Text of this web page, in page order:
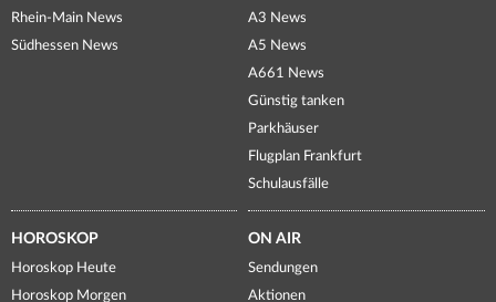
Rhein-Main News
Südhessen News
A3 News
A5 News
A661 News
Günstig tanken
Parkhäuser
Flugplan Frankfurt
Schulausfälle
HOROSKOP
Horoskop Heute
Horoskop Morgen
ON AIR
Sendungen
Aktionen